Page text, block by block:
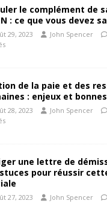
le complément de
: ce que vous devez
29, 2023 John Spencer
de la paie et des
: enjeux et
28, 2023 John Spencer
une lettre de
pour réussir
27, 2023 John Spencer